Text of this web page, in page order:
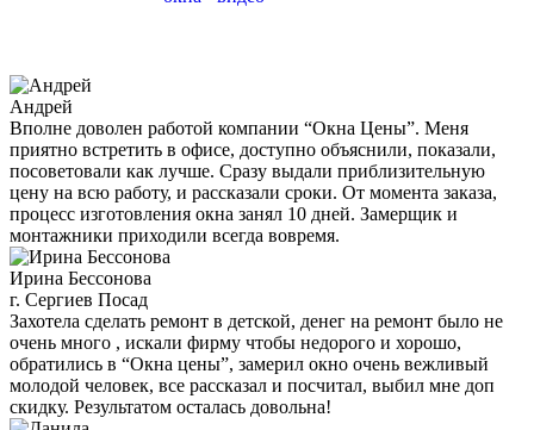
Андрей
Вполне доволен работой компании “Окна Цены”. Меня
приятно встретить в офисе, доступно объяснили, показали,
посоветовали как лучше. Сразу выдали приблизительную
цену на всю работу, и рассказали сроки. От момента заказа,
процесс изготовления окна занял 10 дней. Замерщик и
монтажники приходили всегда вовремя.
Ирина Бессонова
г. Сергиев Посад
Захотела сделать ремонт в детской, денег на ремонт было не
очень много , искали фирму чтобы недорого и хорошо,
обратились в “Окна цены”, замерил окно очень вежливый
молодой человек, все рассказал и посчитал, выбил мне доп
скидку. Результатом осталась довольна!